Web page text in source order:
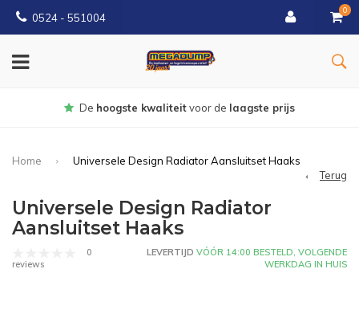
0524 - 551004
0
Gratisbezorgd vanaf €150
Home
Universele Design Radiator Aansluitset Haaks
Terug
Universele Design Radiator
Aansluitset Haaks
0
reviews
LEVERTIJD VÓÓR 14:00 BESTELD, VOLGENDE
WERKDAG IN HUIS